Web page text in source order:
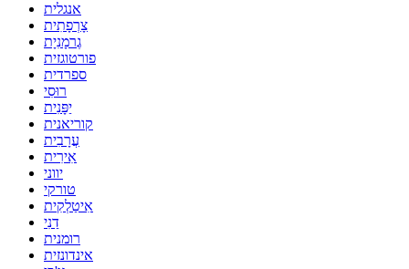
אנגלית
צָרְפָתִית
גֶרמָנִיָת
פורטוגזית
ספרדית
רוּסִי
יַפָּנִית
קוריאנית
עֲרָבִית
אִירִית
יווני
טורקי
אִיטַלְקִית
דַנִי
רומנית
אינדונזית